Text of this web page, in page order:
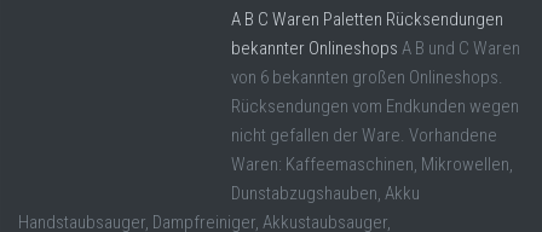
A B C Waren Paletten Rücksendungen
bekannter Onlineshops A B und C Waren
von 6 bekannten großen Onlineshops.
Rücksendungen vom Endkunden wegen
nicht gefallen der Ware. Vorhandene
Waren: Kaffeemaschinen, Mikrowellen,
Dunstabzugshauben, Akku
Handstaubsauger, Dampfreiniger, Akkustaubsauger,